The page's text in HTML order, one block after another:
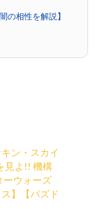
の相性を解説】
ン・スカイ
見よ!! 機構
ーウォーズ
】【パズド